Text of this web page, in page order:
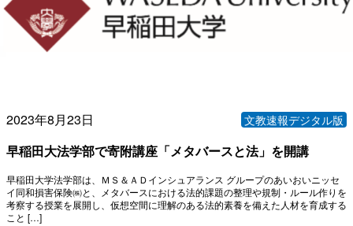
2023年8月23日 文教速報デジタル版
早稲田大法学部で寄附講座「メタバースと法」を開講
早稲田大学法学部は、ＭＳ＆ＡＤインシュアランス グループのあいおいニッセ
イ同和損害保険㈱と、メタバースにおける法的課題の整理や規制・ルール作りを
考察する授業を展開し、仮想空間に理解のある法的素養を備えた人材を育成する
こと […]